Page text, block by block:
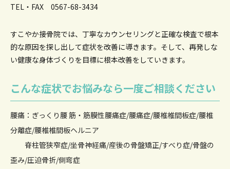
TEL・FAX 0567-68-3434
すこやか接骨院では、丁寧なカウンセリングと正確な検査で根本
的な原因を探し出して症状を改善に導きます。そして、再発しな
い健康な身体づくりを目標に根本改善をしていきます。
こんな症状でお悩みなら一度ご相談ください
腰痛：ぎっくり腰 筋・筋膜性腰痛症/腰痛症/腰椎椎間板症/腰椎
分離症/腰椎椎間板ヘルニア
脊柱管狭窄症/坐骨神経痛/産後の骨盤矯正/すべり症/骨盤の
歪み/圧迫骨折/側弯症